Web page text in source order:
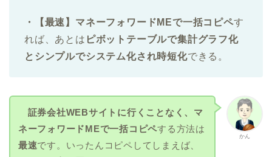
・【最速】マネーフォワードMEで一括コピペす
れば、あとは ピボットテーブルで集計グラフ化
とシンプルでシステム化され時短化できる。
かん
証券会社WEBサイトに行くことなく、マ
ネーフォワードMEで一括コピペする方法は
最速です。いったんコピペしてしまえば、